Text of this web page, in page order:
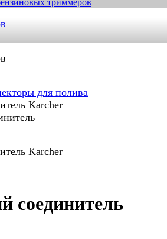
триммеров
для полива
Karcher
Karcher
соединитель